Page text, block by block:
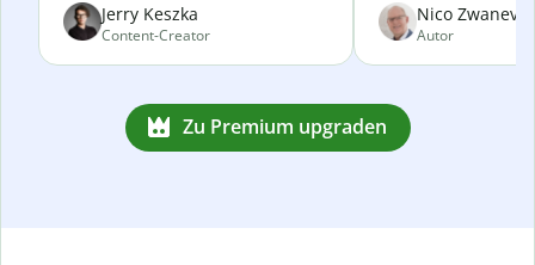
Jerry Keszka
Content-Creator
Nico
Autor
Zu Premium upgraden